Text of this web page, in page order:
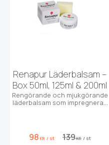
Renapur Läderbalsam –
Box 50ml, 125ml & 200ml
Rengörande och mjukgörande
läderbalsam som impregnerar,
98 KR / st 139KR / st